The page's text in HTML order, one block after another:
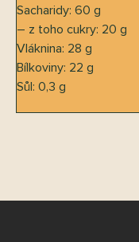
Sacharidy: 60 g
– z toho cukry: 20 g
Vláknina: 28 g
Bílkoviny: 22 g
Sůl: 0,3 g